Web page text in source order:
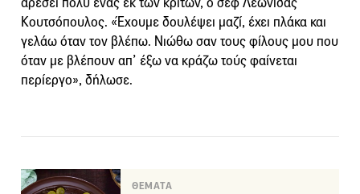
Κουτσόπουλος. «Έχουμε δουλέψει μαζί, έχει πλάκα και
γελάω όταν τον βλέπω. Νιώθω σαν τους φίλους μου που
όταν με βλέπουν απ’ έξω να κράζω τούς φαίνεται
περίεργο», δήλωσε.
ΘΕΜΑΤΑ